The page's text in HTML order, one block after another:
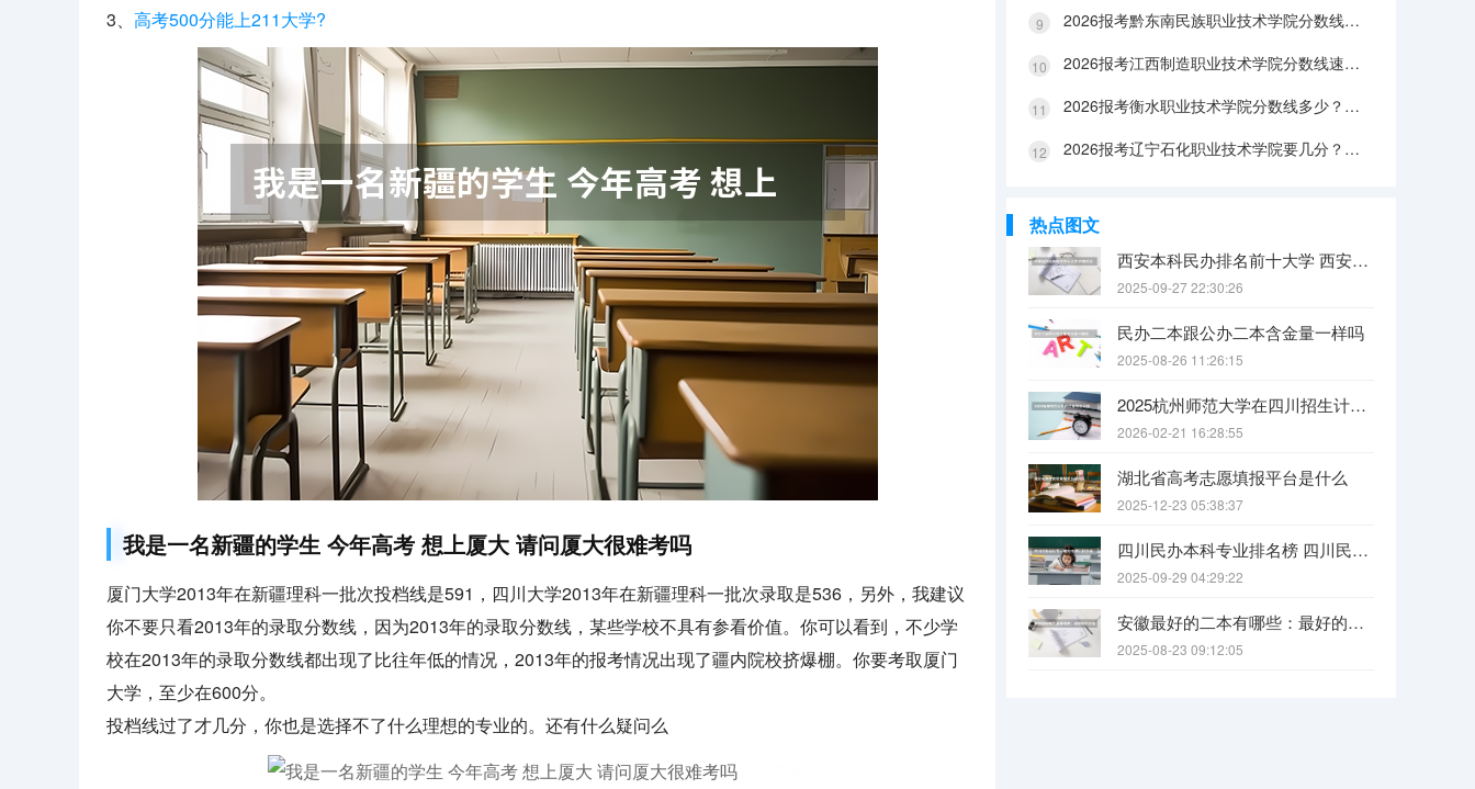
3、 高考500分能上211大学?
我是一名新疆的学生 今年高考 想上厦大 请问厦大很难考吗
厦门大学2013年在新疆理科一批次投档线是591，四川大学2013年在新疆理科一批次录取是536，另外，我建议
你不要只看2013年的录取分数线，因为2013年的录取分数线，某些学校不具有参看价值。你可以看到，不少学
校在2013年的录取分数线都出现了比往年低的情况，2013年的报考情况出现了疆内院校挤爆棚。你要考取厦门
大学，至少在600分。
投档线过了才几分，你也是选择不了什么理想的专业的。还有什么疑问么
云学教育
2026报考黔东南民族职业技术学院分数线参考｜生活条件与入学流程
2026报考江西制造职业技术学院分数线速查｜生活成本与FAQ解答
2026报考衡水职业技术学院分数线多少？附报到流程与生活指南
2026报考辽宁石化职业技术学院要几分？分数线与生活成本详解
热点图文
西安本科民办排名前十大学 西安民办本科院校排名
2025-09-27 22:30:26
民办二本跟公办二本含金量一样吗
2025-08-26 11:26:15
2025杭州师范大学在四川招生计划是什么（2026参考）
2026-02-21 16:28:55
湖北省高考志愿填报平台是什么
2025-12-23 05:38:37
四川民办本科专业排名榜 四川民办本科院校排名
2025-09-29 04:29:22
安徽最好的二本有哪些：最好的民办本科，最好的公办二本大学
2025-08-23 09:12:05